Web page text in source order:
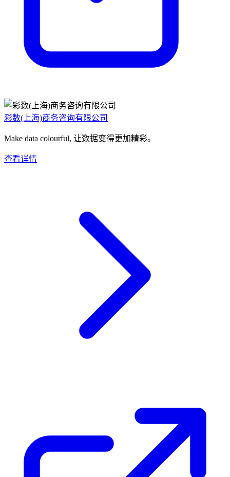
彩数(上海)商务咨询有限公司
Make data colourful, 让数据变得更加精彩。
查看详情